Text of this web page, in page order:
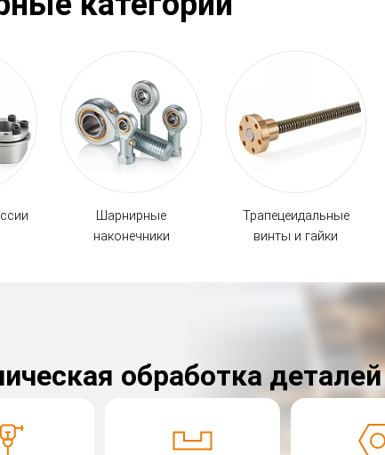
Шарнирные
наконечники
Трапецеидальные
винты и гайки
обработка деталей